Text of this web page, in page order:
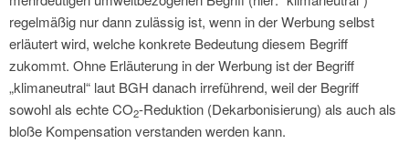
regelmäßig nur dann zulässig ist, wenn in der Werbung selbst
erläutert wird, welche konkrete Bedeutung diesem Begriff
zukommt. Ohne Erläuterung in der Werbung ist der Begriff
„klimaneutral“ laut BGH danach irreführend, weil der Begriff
sowohl als echte CO2-Reduktion (Dekarbonisierung) als auch als
bloße Kompensation verstanden werden kann.